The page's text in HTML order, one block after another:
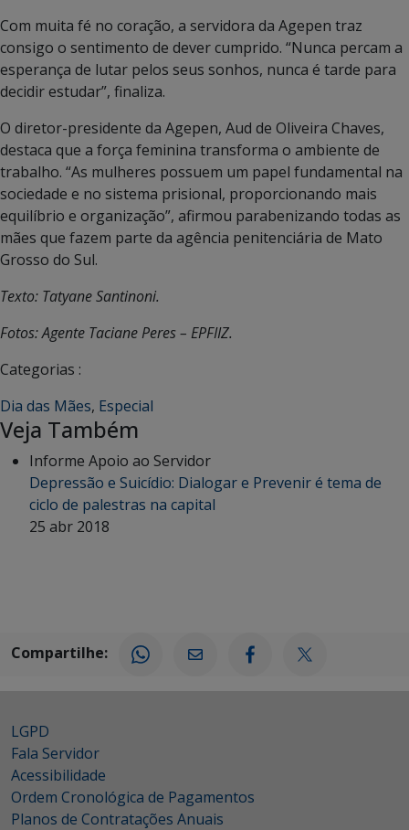
Com muita fé no coração, a servidora da Agepen traz
consigo o sentimento de dever cumprido. “Nunca percam a
esperança de lutar pelos seus sonhos, nunca é tarde para
decidir estudar”, finaliza.
O diretor-presidente da Agepen, Aud de Oliveira Chaves,
destaca que a força feminina transforma o ambiente de
trabalho. “As mulheres possuem um papel fundamental na
sociedade e no sistema prisional, proporcionando mais
equilíbrio e organização”, afirmou parabenizando todas as
mães que fazem parte da agência penitenciária de Mato
Grosso do Sul.
Texto: Tatyane Santinoni.
Fotos: Agente Taciane Peres – EPFIIZ.
Categorias :
Dia das Mães, Especial
Veja Também
Informe Apoio ao Servidor
Depressão e Suicídio: Dialogar e Prevenir é tema de
ciclo de palestras na capital
25 abr 2018
Compartilhe:
LGPD
Fala Servidor
Acessibilidade
Ordem Cronológica de Pagamentos
Planos de Contratações Anuais